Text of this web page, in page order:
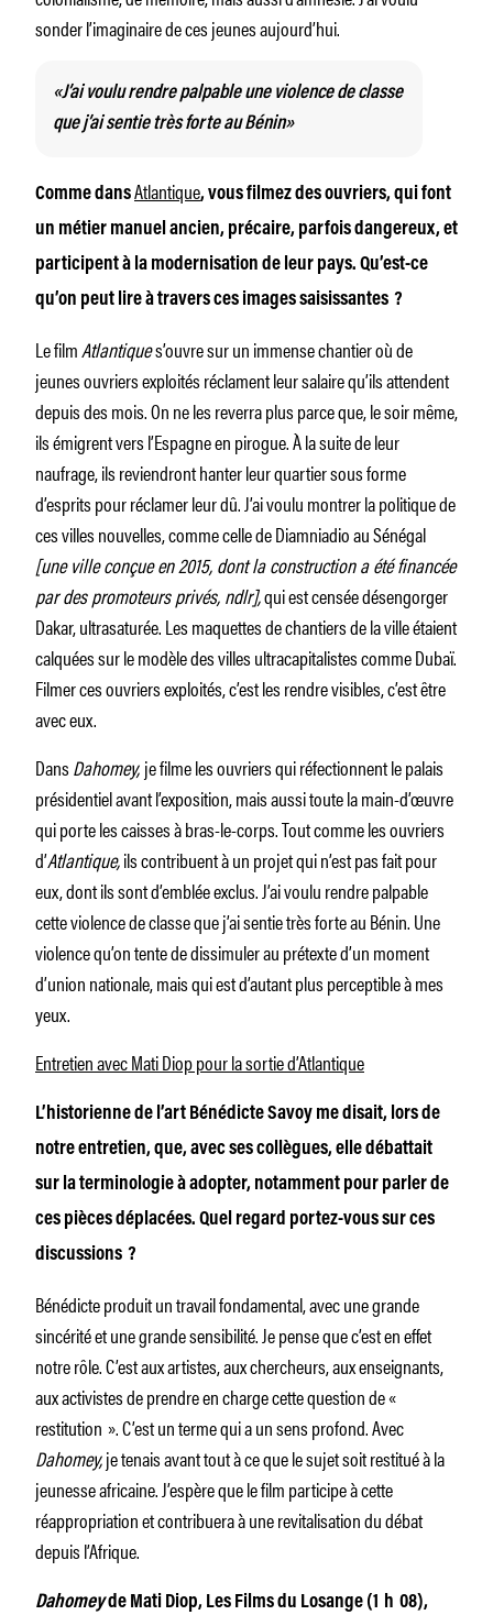
sonder l’imaginaire de ces jeunes aujourd’hui.
«J’ai voulu rendre palpable une violence de classe
que j’ai sentie très forte au Bénin»
Comme dansAtlantique, vous filmez des ouvriers, qui font
un métier manuel ancien, précaire, parfois dangereux, et
participent à la modernisation de leur pays. Qu’est-ce
qu’on peut lire à travers ces images saisissantes ?
Le filmAtlantiques’ouvre sur un immense chantier où de
jeunes ouvriers exploités réclament leur salaire qu’ils attendent
depuis des mois. On ne les reverra plus parce que, le soir même,
ils émigrent vers l’Espagne en pirogue. À la suite de leur
naufrage, ils reviendront hanter leur quartier sous forme
d’esprits pour réclamer leur dû. J’ai voulu montrer la politique de
ces villes nouvelles, comme celle de Diamniadio au Sénégal
[une ville conçue en 2015, dont la construction a été financée
par des promoteurs privés, ndlr],qui est censée désengorger
Dakar, ultrasaturée. Les maquettes de chantiers de la ville étaient
calquées sur le modèle des villes ultracapitalistes comme Dubaï.
Filmer ces ouvriers exploités, c’est les rendre visibles, c’est être
avec eux.
DansDahomey,je filme les ouvriers qui réfectionnent le palais
présidentiel avant l’exposition, mais aussi toute la main-d’œuvre
qui porte les caisses à bras-le-corps. Tout comme les ouvriers
d’Atlantique,ils contribuent à un projet qui n’est pas fait pour
eux, dont ils sont d’emblée exclus. J’ai voulu rendre palpable
cette violence de classe que j’ai sentie très forte au Bénin. Une
violence qu’on tente de dissimuler au prétexte d’un moment
d’union nationale, mais qui est d’autant plus perceptible à mes
yeux.
Entretien avec Mati Diop pour la sortie d’Atlantique
L’historienne de l’art Bénédicte Savoy me disait, lors de
notre entretien, que, avec ses collègues, elle débattait
sur la terminologie à adopter, notamment pour parler de
ces pièces déplacées. Quel regard portez-vous sur ces
discussions ?
Bénédicte produit un travail fondamental, avec une grande
sincérité et une grande sensibilité. Je pense que c’est en effet
notre rôle. C’est aux artistes, aux chercheurs, aux enseignants,
aux activistes de prendre en charge cette question de «
restitution ». C’est un terme qui a un sens profond. Avec
Dahomey,je tenais avant tout à ce que le sujet soit restitué à la
jeunesse africaine. J’espère que le film participe à cette
réappropriation et contribuera à une revitalisation du débat
depuis l’Afrique.
Dahomeyde Mati Diop, Les Films du Losange (1 h 08),